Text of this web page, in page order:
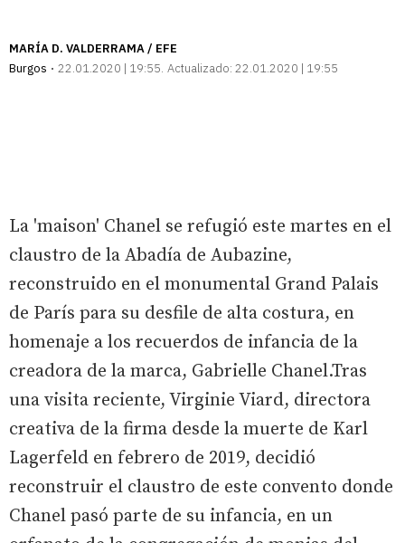
MARÍA D. VALDERRAMA / EFE
Burgos
22.01.2020 | 19:55 Actualizado: 22.01.2020 | 19:55
La 'maison' Chanel se refugió este martes en el
claustro de la Abadía de Aubazine,
reconstruido en el monumental Grand Palais
de París para su desfile de alta costura, en
homenaje a los recuerdos de infancia de la
creadora de la marca, Gabrielle Chanel.Tras
una visita reciente, Virginie Viard, directora
creativa de la firma desde la muerte de Karl
Lagerfeld en febrero de 2019, decidió
reconstruir el claustro de este convento donde
Chanel pasó parte de su infancia, en un